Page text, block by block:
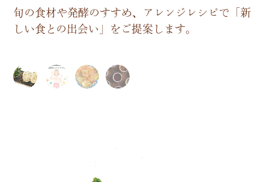
旬の食材や発酵のすすめ、アレンジレシピで 「新
しい食との出会い」をご提案します。